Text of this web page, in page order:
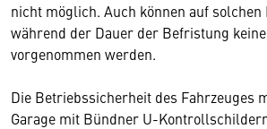
nicht möglich. Auch können auf
während der Dauer der Befristung
vorgenommen werden.
Die Betriebssicherheit des Fahrzeuges
Garage mit Bündner U-